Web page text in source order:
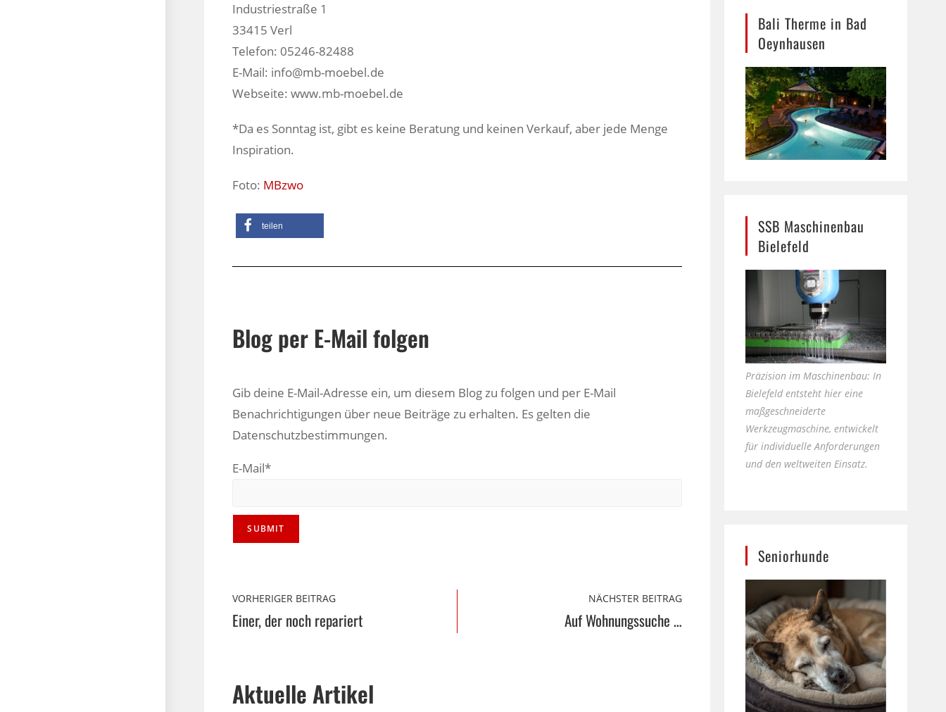
Industriestraße 1
33415 Verl
Telefon: 05246-82488
E-Mail: info@mb-moebel.de
Webseite: www.mb-moebel.de
*Da es Sonntag ist, gibt es keine Beratung und keinen Verkauf, aber jede Menge
Inspiration.
Foto: MBzwo
teilen
Blog per E-Mail folgen
Gib deine E-Mail-Adresse ein, um diesem Blog zu folgen und per E-Mail
Benachrichtigungen über neue Beiträge zu erhalten. Es gelten die
Datenschutzbestimmungen.
E-Mail*
VORHERIGER BEITRAG
Einer, der noch repariert
NÄCHSTER BEITRAG
Auf Wohnungssuche …
Aktuelle Artikel
Bali Therme in Bad
Oeynhausen
SSB Maschinenbau
Bielefeld
Präzision im Maschinenbau: In
Bielefeld entsteht hier eine
maßgeschneiderte
Werkzeugmaschine, entwickelt
für individuelle Anforderungen
und den weltweiten Einsatz.
Seniorhunde